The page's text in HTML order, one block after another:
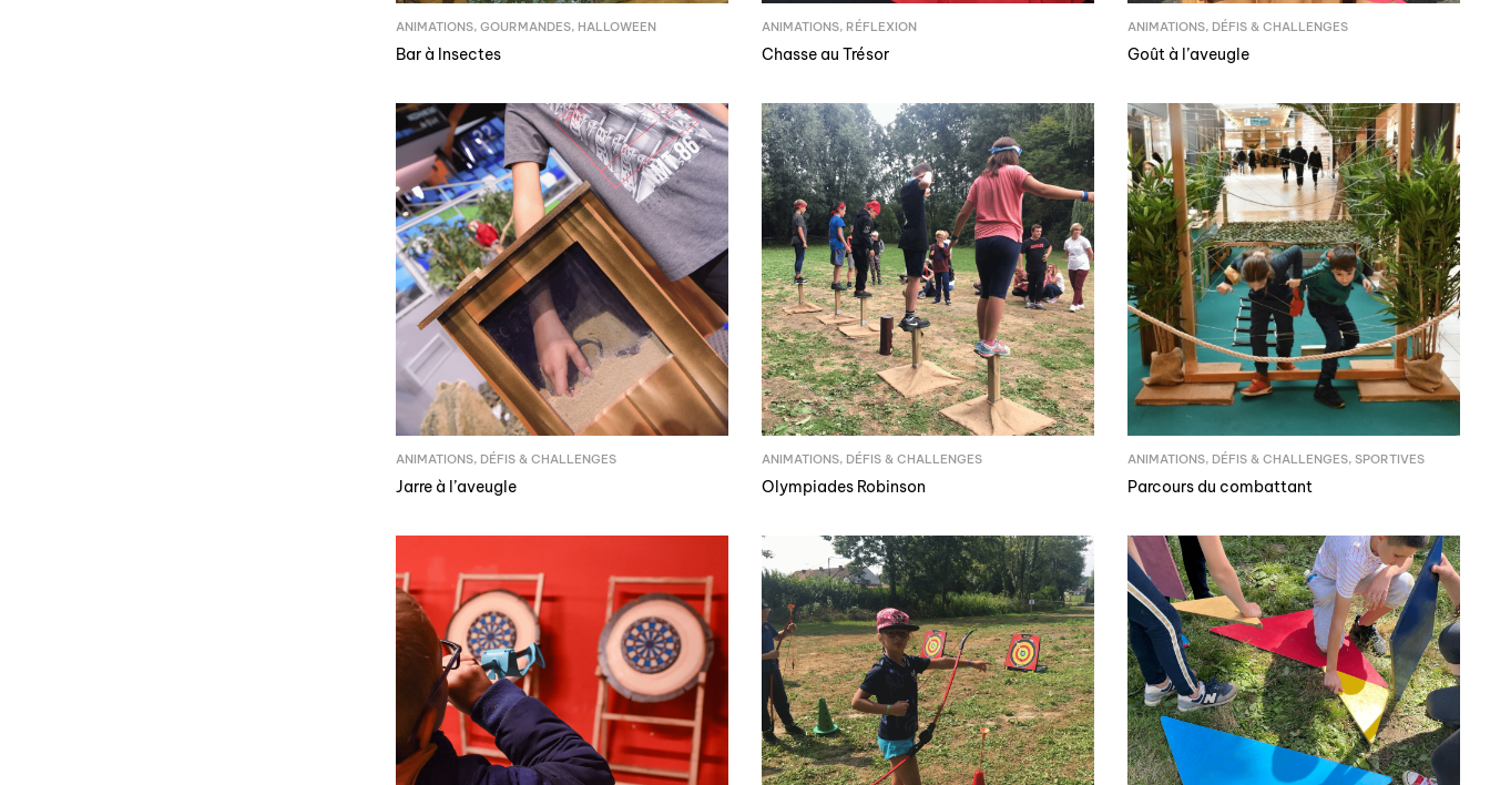
ANIMATIONS, GOURMANDES, HALLOWEEN
Bar à Insectes
ANIMATIONS, RÉFLEXION
Chasse au Trésor
ANIMATIONS, DÉFIS & CHALLENGES
Goût à l’aveugle
ANIMATIONS, DÉFIS & CHALLENGES
Jarre à l’aveugle
ANIMATIONS, DÉFIS & CHALLENGES
Olympiades Robinson
ANIMATIONS, DÉFIS & CHALLENGES, SPORTIVES
Parcours du combattant